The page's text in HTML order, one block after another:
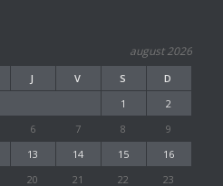
august 2026
J V S
D
1
2
6 7 8
9
13 14 15
16
20 21 22
23